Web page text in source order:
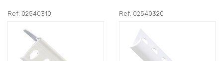
Ref: 02540310 Ref: 02540320